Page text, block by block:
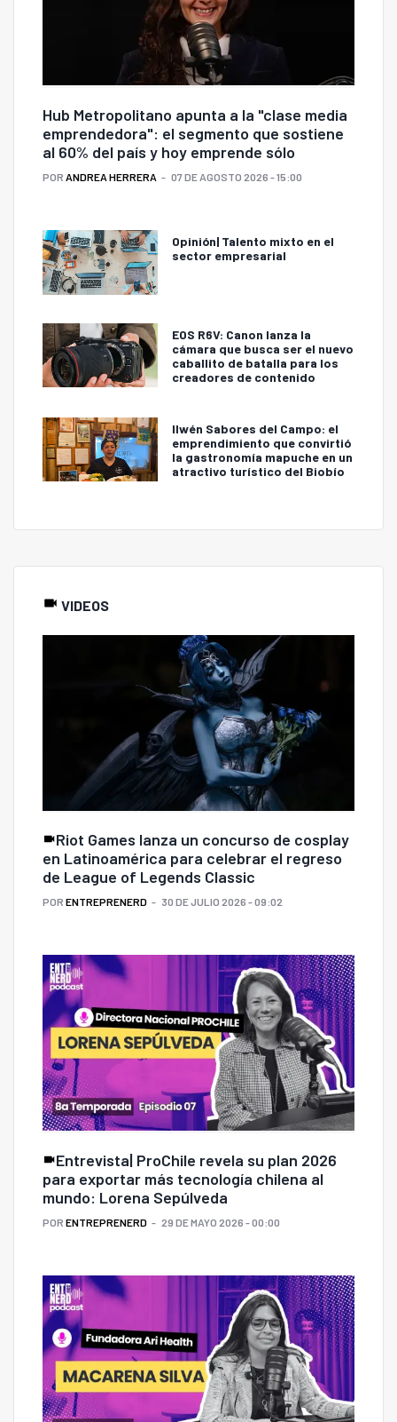
Hub Metropolitano apunta a la "clase media
emprendedora": el segmento que sostiene
al 60% del país y hoy emprende sólo
POR ANDREA HERRERA 07 DE AGOSTO 2026 - 15:00
Opinión| Talento mixto en el
sector empresarial
EOS R6V: Canon lanza la
cámara que busca ser el nuevo
caballito de batalla para los
creadores de contenido
Ilwén Sabores del Campo: el
emprendimiento que convirtió
la gastronomía mapuche en un
atractivo turístico del Biobío
VIDEOS
Riot Games lanza un concurso de cosplay
en Latinoamérica para celebrar el regreso
de League of Legends Classic
POR ENTREPRENERD 30 DE JULIO 2026 - 09:02
Entrevista| ProChile revela su plan 2026
para exportar más tecnología chilena al
mundo: Lorena Sepúlveda
POR ENTREPRENERD 29 DE MAYO 2026 - 00:00